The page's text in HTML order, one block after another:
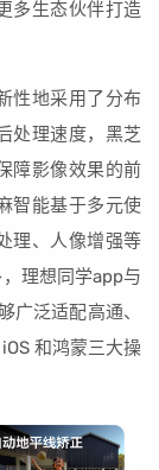
多生态伙伴打造
性地采用了分布
处理速度，黑芝
障影像效果的前
智能基于多元使
理、人像增强等
理想同学app与
广泛适配高通、
和鸿蒙三大操